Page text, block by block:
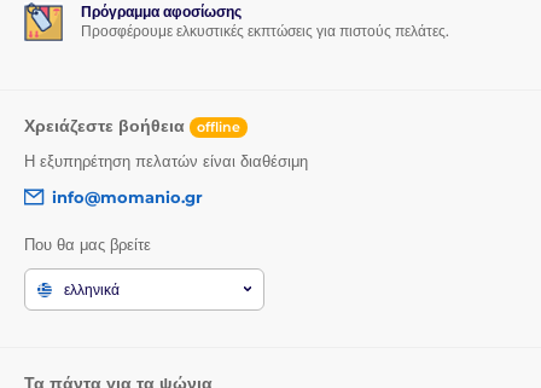
Πρόγραμμα αφοσίωσης
Προσφέρουμε ελκυστικές εκπτώσεις για πιστούς πελάτες.
Χρειάζεστε βοήθεια offline
Η εξυπηρέτηση πελατών είναι διαθέσιμη
info@momanio.gr
Που θα μας βρείτε
ελληνικά
Τα πάντα για τα ψώνια